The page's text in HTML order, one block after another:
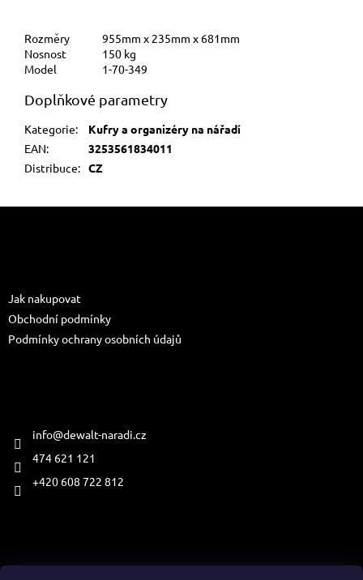
Rozměry
955mm x 235mm x 681mm
Nosnost
150 kg
Model
1-70-349
Doplňkové parametry
Kategorie:
Kufry a organizéry na nářadí
EAN:
3253561834011
Distribuce: CZ
Jak nakupovat
Obchodní podmínky
Podmínky ochrany osobních údajů
info@dewalt-naradi.cz
474 621 121
+420 608 722 812